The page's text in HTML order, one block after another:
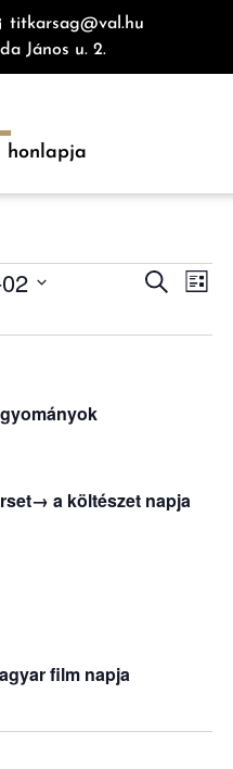
titkarsag@val.hu
János u. 2.
honlapja
Keresett
Lista
a költészet napja
film napja